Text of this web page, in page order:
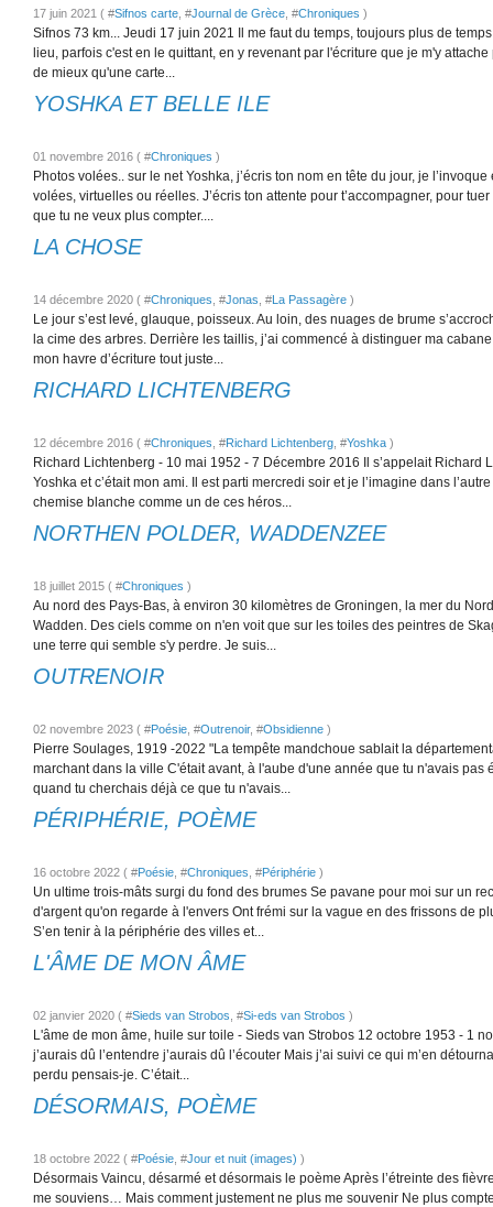
17 juin 2021 ( #Sifnos carte , #Journal de Grèce , #Chroniques )
Sifnos 73 km... Jeudi 17 juin 2021 Il me faut du temps, toujours plus de
lieu, parfois c'est en le quittant, en y revenant par l'écriture que je m'y
de mieux qu'une carte...
YOSHKA ET BELLE ILE
01 novembre 2016 ( #Chroniques )
Photos volées.. sur le net Yoshka, j’écris ton nom en tête du jour, je
volées, virtuelles ou réelles. J’écris ton attente pour t’accompagner, pour
que tu ne veux plus compter....
LA CHOSE
14 décembre 2020 ( #Chroniques , #Jonas , #La Passagère )
Le jour s’est levé, glauque, poisseux. Au loin, des nuages de brume
la cime des arbres. Derrière les taillis, j’ai commencé à distinguer ma
mon havre d’écriture tout juste...
RICHARD LICHTENBERG
12 décembre 2016 ( #Chroniques , #Richard Lichtenberg , #Yoshka )
Richard Lichtenberg - 10 mai 1952 - 7 Décembre 2016 Il s’appelait Richard
Yoshka et c’était mon ami. Il est parti mercredi soir et je l’imagine dans
chemise blanche comme un de ces héros...
NORTHEN POLDER, WADDENZEE
18 juillet 2015 ( #Chroniques )
Au nord des Pays-Bas, à environ 30 kilomètres de Groningen, la mer du
Wadden. Des ciels comme on n'en voit que sur les toiles des peintres de
une terre qui semble s'y perdre. Je suis...
OUTRENOIR
02 novembre 2023 ( #Poésie , #Outrenoir, #Obsidienne )
Pierre Soulages, 1919 -2022 "La tempête mandchoue sablait la
marchant dans la ville C'était avant, à l'aube d'une année que tu n'avais pas
quand tu cherchais déjà ce que tu n'avais...
PÉRIPHÉRIE, POÈME
16 octobre 2022 ( #Poésie , #Chroniques , #Périphérie )
Un ultime trois-mâts surgi du fond des brumes Se pavane pour moi sur un
d'argent qu'on regarde à l'envers Ont frémi sur la vague en des frissons de
S’en tenir à la périphérie des villes et...
L'ÂME DE MON ÂME
02 janvier 2020 ( #Sieds van Strobos , #Si-eds van Strobos )
L'âme de mon âme, huile sur toile - Sieds van Strobos 12 octobre 1953 - 1
j’aurais dû l’entendre j’aurais dû l’écouter Mais j’ai suivi ce qui m’en
perdu pensais-je. C’était...
DÉSORMAIS, POÈME
18 octobre 2022 ( #Poésie , #Jour et nuit (images) )
Désormais Vaincu, désarmé et désormais le poème Après l’étreinte des
me souviens… Mais comment justement ne plus me souvenir Ne plus